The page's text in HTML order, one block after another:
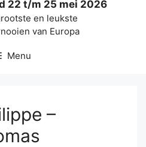
22 t/m 25 mei 2026
en leukste
van Europa
Menu
–